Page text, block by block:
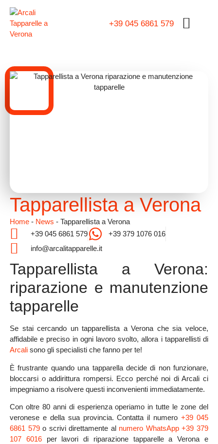
+39 045 6861 579
Tapparellista a Verona
Home - News - Tapparellista a Verona
+39 045 6861 579
+39 379 1076 016
info@arcalitapparelle.it
Tapparellista a Verona:
riparazione e manutenzione
tapparelle
Se stai cercando untapparellista a Verona che siaveloce,
affidabile e preciso in ogni lavoro svolto, allora i tapparellisti di
Arcali sono gli specialisti che fanno per te!
È frustrante quando una tapparella decide di non funzionare,
bloccarsi o addirittura rompersi. Ecco perché noi di Arcali ci
impegniamo a risolvere questi inconvenienti immediatamente.
Con oltre 80 anni di esperienzaoperiamo in tutte le zone del
veronese e della sua provincia. Contatta il numero+39 045
6861 579o scrivi direttamente al numero WhatsApp +39 379
107 6016per lavori di riparazione tapparelle a Verona e